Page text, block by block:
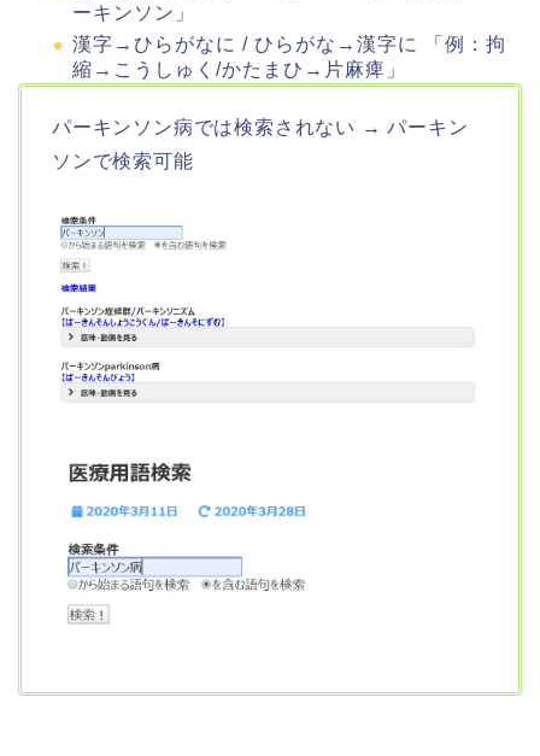
ーキンソン」
漢字→ひらがなに / ひらがな→漢字に 「例：拘
縮→こうしゅく/かたまひ→片麻痺」
パーキンソン病では検索されない → パーキン
ソンで検索可能